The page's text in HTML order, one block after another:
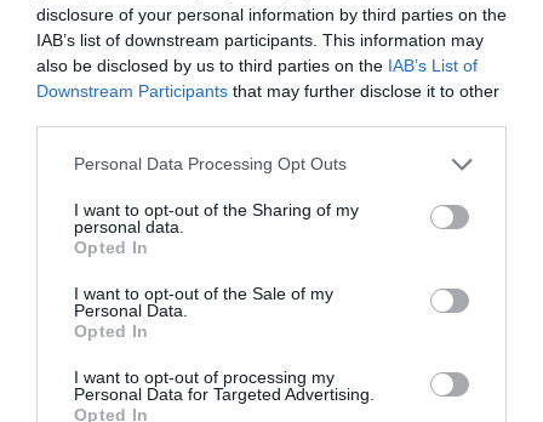
disclosure of your personal information by third parties on the
IAB’s list of downstream participants. This information may
also be disclosed by us to third parties on the IAB’s List of
Downstream Participants that may further disclose it to other
Personal Data Processing Opt Outs
I want to opt-out of the Sharing of my
personal data.
Opted In
I want to opt-out of the Sale of my
Personal Data.
Opted In
I want to opt-out of processing my
Personal Data for Targeted Advertising.
Opted In
países que pasaron por el recinto ferial de
Hospitalet de Llobregat en 2019, compartieron la
edición con más asistentes de toda la historia. Y
destacaban las autoridades. La capacidad del
recinto Gran Via llegó "al límite". Esta edición, sin
embargo, se esperan 101.000. Desde 2006, el
llegado a los 6.300 millones de euros, una cifra
clave entre sus repercusiones económicas.